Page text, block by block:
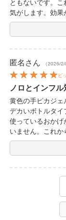
ともないです。
気がします。効果
匿名 さん （2026/2/
ビ
ノロとインフル
黄色の手ピカジェ
デカいボトルタイ
使っているおかげ
いません。これか